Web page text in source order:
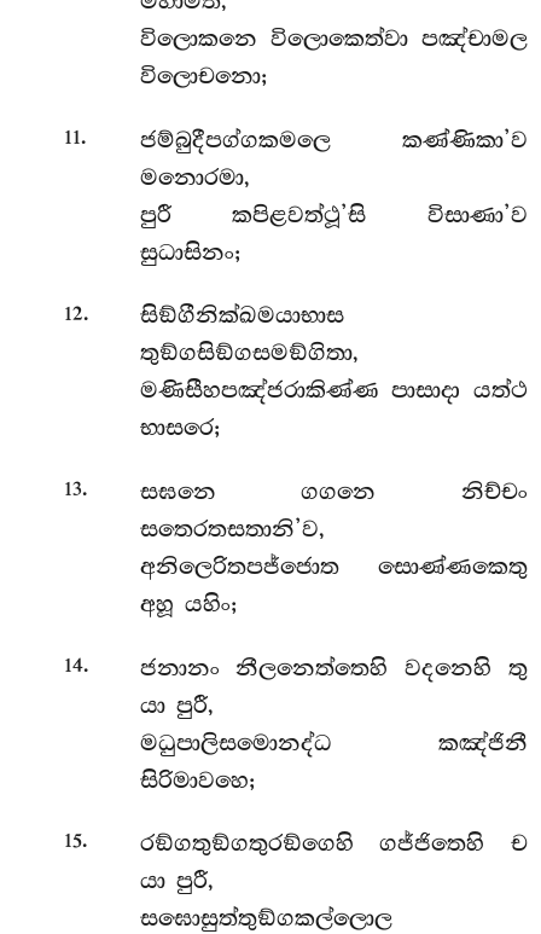
විලොකනෙ විලොකෙත්වා පඤ්චාමල
විලොචනො;
11.
ජම්බුදීපග්ගකමලෙ කණ්ණිකා’ව
මනොරමා,
පුරී කපිළවත්ථූ’සි විසාණා’ව
සුධාසිනං;
12.
සිඞ්ගීනික්ඛමයාභාස
තුඞ්ගසිඞ්ගසමඞ්ගිතා,
මණිසීහපඤ්ජරාකිණ්ණ පාසාදා යත්ථ
භාසරෙ;
13.
සඝනෙ ගගනෙ නිච්චං
සතෙරතසතානි’ව,
අනිලෙරිතපජ්ජොත සොණ්ණකෙතු
අහූ යහිං;
14.
ජනානං නීලනෙත්තෙහි වදනෙහි තු
යා පුරී,
මධුපාලිසමොනද්ධ කඤ්ජිනී
සිරිමාවහෙ;
15.
රඞ්ගතුඞ්ගතුරඞ්ගෙහි ගජ්ජිතෙහි ච
යා පුරී,
සඝොසුත්තුඞ්ගකල්ලොල